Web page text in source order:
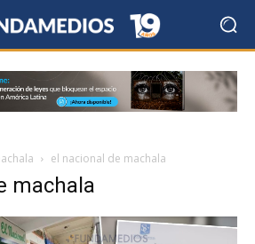
el nacional de machala
machala